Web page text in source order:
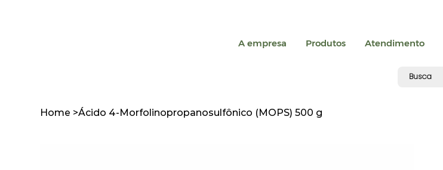
A empresa Produtos Atendimento
Home >Ácido 4-Morfolinopropanosulfônico (MOPS) 500 g